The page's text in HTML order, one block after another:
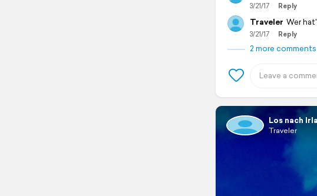
3/21/17 Reply
Traveler Wer
3/21/17 Reply
2 more comments
Los nach
Traveler